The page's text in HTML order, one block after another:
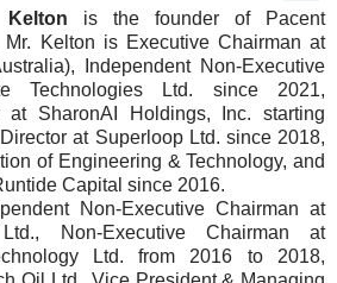
is the founder of Pacent
Kelton is Executive Chairman at
Independent Non-Executive
Technologies Ltd. since 2021,
at SharonAI Holdings, Inc. starting
at Superloop Ltd. since 2018,
of Engineering & Technology, and
Capital since 2016.
Non-Executive Chairman at
Non-Executive Chairman at
Ltd. from 2016 to 2018,